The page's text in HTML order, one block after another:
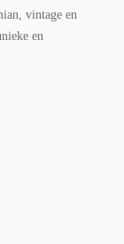
vintage en
en